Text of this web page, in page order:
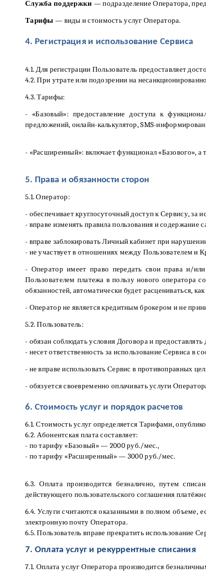
Служба поддержки — подразделение Оператора,
Тарифы — виды и стоимость услуг Оператора.
4. Регистрация и использование Сервиса
4.1. Для регистрации Пользователь предоставляет
4.2. При утрате или подозрении на
4.3. Тарифы:
- «Базовый»: предоставление доступа к
предложений, онлайн-калькулятор, SMS-
- «Расширенный»: включает функционал «Базового», а
5. Права и обязанности сторон
5.1. Оператор:
- обеспечивает круглосуточный доступ к Сервису, за
- вправе изменять правила пользования и
- вправе заблокировать Личный кабинет при
- не участвует в отношениях между Пользователем и
- Оператор имеет право передать свои права и/
Пользователем платежа в пользу нового оператора
обязанностей, автоматически будет расцениваться,
- Оператор не является кредитным брокером и не
5.2. Пользователь:
- обязан соблюдать условия Договора и
- несет ответственность за использование Сервиса в
- не вправе использовать Сервис в противоправных
- обязуется своевременно оплачивать услуги
6. Стоимость услуг и порядок расчетов
6.1. Стоимость услуг определяется Тарифами,
6.2. Абонентская плата составляет:
- по тарифу «Базовый» — 2000 руб./мес.,
- по тарифу «Расширенный» — 3000 руб./мес.
6.3. Оплата производится безналично, путем
действующего пользовательского соглашения
6.4. Услуги считаются оказанными в полном объеме,
электронную почту Оператора.
6.5. Пользователь вправе прекратить использование
7. Оплата услуг и рекуррентные списания
7.1. Оплата услуг Оператора производится